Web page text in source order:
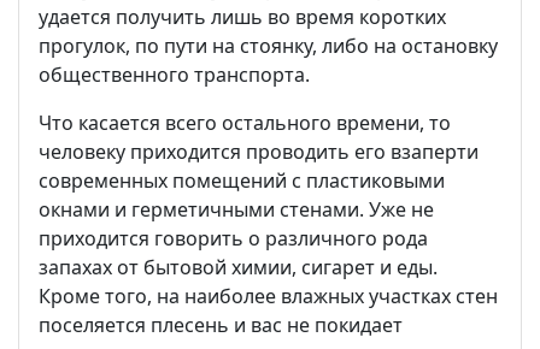
удается получить лишь во время коротких
прогулок, по пути на стоянку, либо на остановку
общественного транспорта.
Что касается всего остального времени, то
человеку приходится проводить его взаперти
современных помещений с пластиковыми
окнами и герметичными стенами. Уже не
приходится говорить о различного рода
запахах от бытовой химии, сигарет и еды.
Кроме того, на наиболее влажных участках стен
поселяется плесень и вас не покидает